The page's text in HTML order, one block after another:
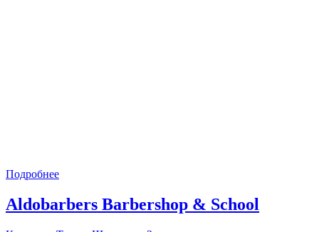
Подробнее
Aldobarbers Barbershop & School